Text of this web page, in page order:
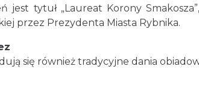
jest tytuł „Laureat Korony
przez Prezydenta Miasta Rybnika.
się również tradycyjne dania